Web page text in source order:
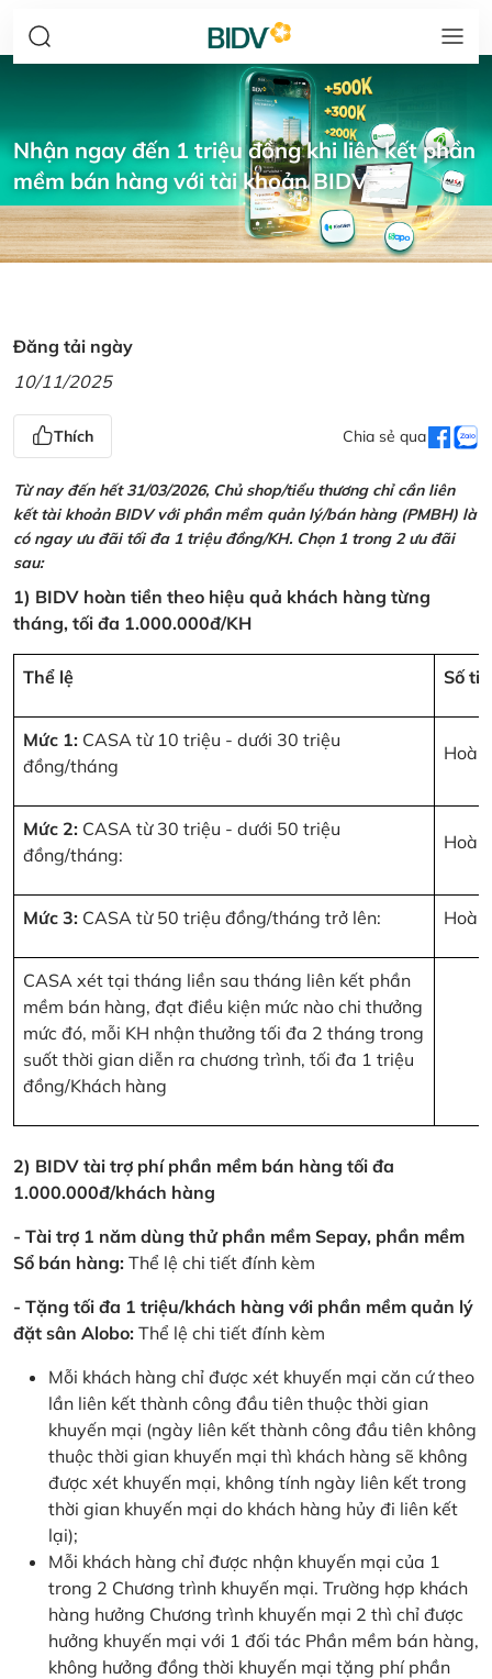
Nhận ngay đến 1 triệu đồng khi liên kết phần
mềm bán hàng với tài khoản BIDV
Đăng tải ngày
10/11/2025
Thích Chia sẻ qua
Từ nay đến hết 31/03/2026, Chủ shop/tiểu thương chỉ cần liên
kết tài khoản BIDV với phần mềm quản lý/bán hàng (PMBH) là
có ngay ưu đãi tối đa 1 triệu đồng/KH. Chọn 1 trong 2 ưu đãi
sau:
1) BIDV hoàn tiền theo hiệu quả khách hàng từng
tháng, tối đa 1.000.000đ/KH
Thể lệ Số
Mức 1: CASA từ 10 triệu - dưới 30 triệu
đồng/tháng
Mức 2: CASA từ 30 triệu - dưới 50 triệu
đồng/tháng:
Mức 3: CASA từ 50 triệu đồng/tháng trở lên:
CASA xét tại tháng liền sau tháng liên kết phần
mềm bán hàng, đạt điều kiện mức nào chi thưởng
mức đó, mỗi KH nhận thưởng tối đa 2 tháng trong
suốt thời gian diễn ra chương trình, tối đa 1 triệu
đồng/Khách hàng
2) BIDV tài trợ phí phần mềm bán hàng tối đa
1.000.000đ/khách hàng
- Tài trợ 1 năm dùng thử phần mềm Sepay, phần mềm
Sổ bán hàng: Thể lệ chi tiết đính kèm
- Tặng tối đa 1 triệu/khách hàng với phần mềm quản lý
đặt sân Alobo: Thể lệ chi tiết đính kèm
Mỗi khách hàng chỉ được xét khuyến mại căn cứ theo
lần liên kết thành công đầu tiên thuộc thời gian
khuyến mại (ngày liên kết thành công đầu tiên không
thuộc thời gian khuyến mại thì khách hàng sẽ không
được xét khuyến mại, không tính ngày liên kết trong
thời gian khuyến mại do khách hàng hủy đi liên kết
lại);
Mỗi khách hàng chỉ được nhận khuyến mại của 1
trong 2 Chương trình khuyến mại. Trường hợp khách
hàng hưởng Chương trình khuyến mại 2 thì chỉ được
hưởng khuyến mại với 1 đối tác Phần mềm bán hàng,
không hưởng đồng thời khuyến mại tặng phí phần